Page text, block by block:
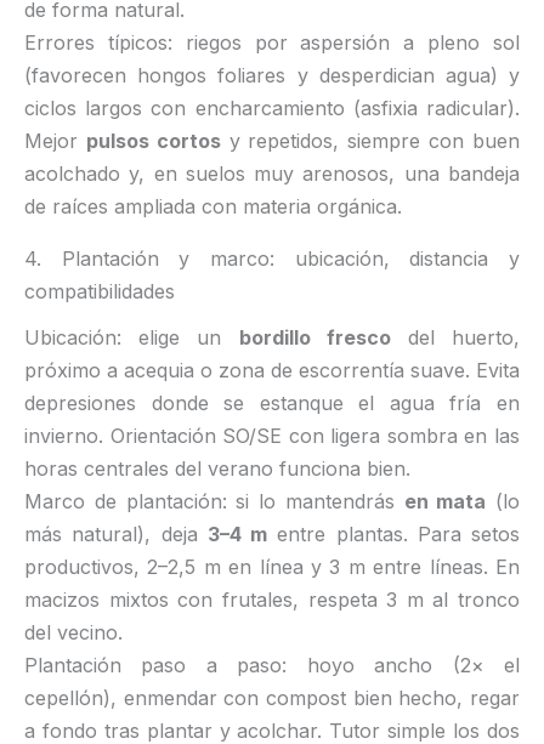
de forma natural.
Errores típicos: riegos por aspersión a pleno sol
(favorecen hongos foliares y desperdician agua) y
ciclos largos con encharcamiento (asfixia radicular).
Mejor pulsos cortosy repetidos, siempre con buen
acolchado y, en suelos muy arenosos, una bandeja
de raíces ampliada con materia orgánica.
4. Plantación y marco: ubicación, distancia y
compatibilidades
Ubicación: elige un bordillo frescodel huerto,
próximo a acequia o zona de escorrentía suave. Evita
depresiones donde se estanque el agua fría en
invierno. Orientación SO/SE con ligera sombra en las
horas centrales del verano funciona bien.
Marco de plantación: si lo mantendrás en mata (lo
más natural), deja 3–4 m entre plantas. Para setos
productivos, 2–2,5 m en línea y 3 m entre líneas. En
macizos mixtos con frutales, respeta 3 m al tronco
del vecino.
Plantación paso a paso: hoyo ancho (2× el
cepellón), enmendar con compost bien hecho, regar
a fondo tras plantar y acolchar. Tutor simple los dos